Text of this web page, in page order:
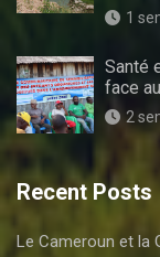
1
Santé
face
2
Recent Posts
Le Cameroun et la